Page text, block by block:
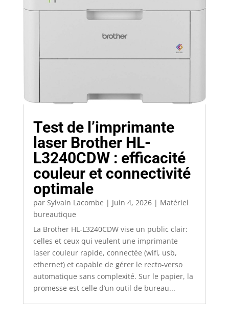
Test de l’imprimante
laser Brother HL-
L3240CDW : efficacité
couleur et connectivité
optimale
par Sylvain Lacombe | Juin 4, 2026| Matériel
bureautique
La Brother HL-L3240CDW vise un public clair:
celles et ceux qui veulent une imprimante
laser couleur rapide, connectée (wifi, usb,
ethernet) et capable de gérer le recto-verso
automatique sans complexité. Sur le papier, la
promesse est celle d’un outil de bureau...